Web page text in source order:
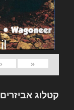
«
‹
קטלוג אביזרים Jeep 1980